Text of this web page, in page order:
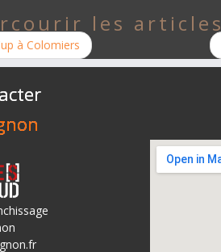
les articles
à Colomiers